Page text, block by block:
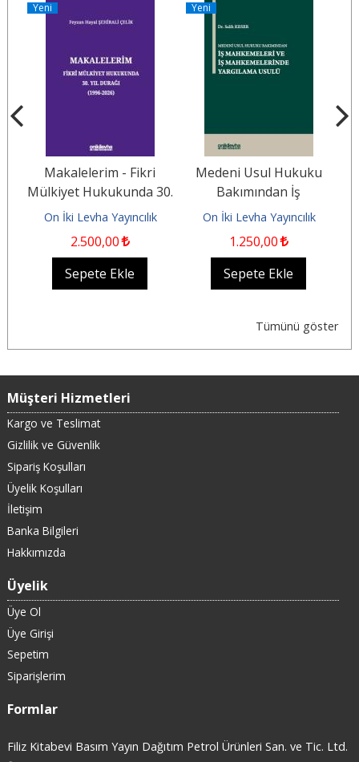
Yeni
Makalelerim - Fikri
Mülkiyet Hukukunda 30.
Yıl Durağı (1996-2026)
On İki Levha Yayıncılık
2.500,00
Sepete Ekle
Yeni
Medeni Usul Hukuku
Bakımından İş
Mahkemeleri ve İş
Mahkemelerinde...
On İki Levha Yayıncılık
1.250,00
Sepete Ekle
Tümünü göster
Müşteri Hizmetleri
Kargo ve Teslimat
Gizlilik ve Güvenlik
Sipariş Koşulları
Üyelik Koşulları
İletişim
Banka Bilgileri
Hakkımızda
Üyelik
Üye Ol
Üye Girişi
Sepetim
Siparişlerim
Formlar
Filiz Kitabevi Basım Yayın Dağıtım Petrol Ürünleri San. ve Tic. Ltd.